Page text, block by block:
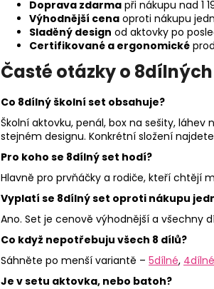
Doprava zdarma při nákupu nad 1
Výhodnější cena oproti nákupu
Sladěný design od aktovky po
Certifikované a ergonomické
Časté otázky o
Co 8dílný školní set obsahuje?
Školní aktovku, penál, box na sešity,
stejném designu. Konkrétní složení
Pro koho se 8dílný set hodí?
Hlavně pro prvňáčky a rodiče, kteří chtějí
Vyplatí se 8dílný set oproti nákupu
Ano. Set je cenově výhodnější a všechny
Co když nepotřebuju všech 8 dílů?
Sáhněte po menší variantě – 5dílné, 4dílné
Je v setu aktovka, nebo batoh?